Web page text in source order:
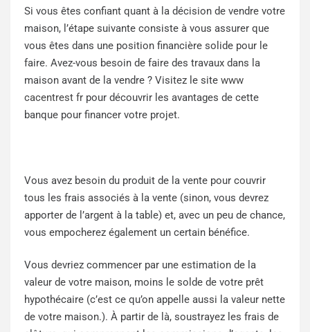
Si vous êtes confiant quant à la décision de vendre votre
maison, l’étape suivante consiste à vous assurer que
vous êtes dans une position financière solide pour le
faire. Avez-vous besoin de faire des travaux dans la
maison avant de la vendre ? Visitez le site www
cacentrest fr pour découvrir les avantages de cette
banque pour financer votre projet.
Vous avez besoin du produit de la vente pour couvrir
tous les frais associés à la vente (sinon, vous devrez
apporter de l’argent à la table) et, avec un peu de chance,
vous empocherez également un certain bénéfice.
Vous devriez commencer par une estimation de la
valeur de votre maison, moins le solde de votre prêt
hypothécaire (c’est ce qu’on appelle aussi la valeur nette
de votre maison.). À partir de là, soustrayez les frais de